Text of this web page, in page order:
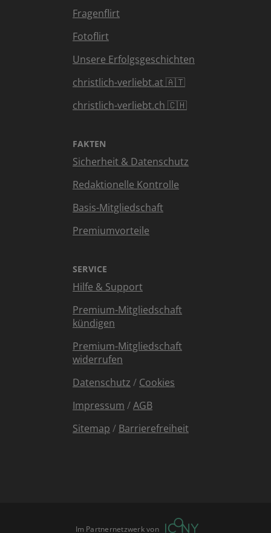
Fragenflirt
Fotoflirt
Unsere Erfolgsgeschichten
christlich-verliebt.at 🇦🇹
christlich-verliebt.ch 🇨🇭
FAKTEN
Sicherheit & Datenschutz
Redaktionelle Kontrolle
Basis-Mitgliedschaft
Premiumvorteile
SERVICE
Hilfe & Support
Premium-Mitgliedschaft
kündigen
Premium-Mitgliedschaft
widerrufen
Datenschutz / Cookies
Impressum /AGB
Sitemap / Barrierefreiheit
Im Partnernetzwerk von